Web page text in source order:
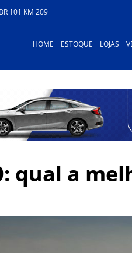
101 KM 209
HOME ESTOQUE LOJAS
qual a